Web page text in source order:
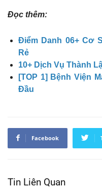
Đọc thêm:
Điểm Danh 06+ Cơ
Rẻ
10+ Dịch Vụ Thành
[TOP 1] Bệnh Viện
Đầu
Facebook
Tin Liên Quan